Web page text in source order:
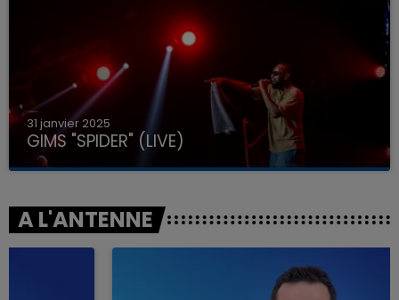
31 janvier 2025
GIMS "SPIDER" (LIVE)
A L'ANTENNE